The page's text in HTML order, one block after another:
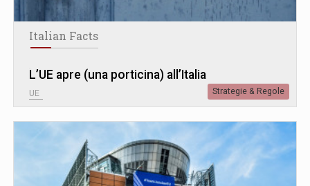
Italian Facts
L’UE apre (una porticina) all’Italia
UE Strategie & Regole